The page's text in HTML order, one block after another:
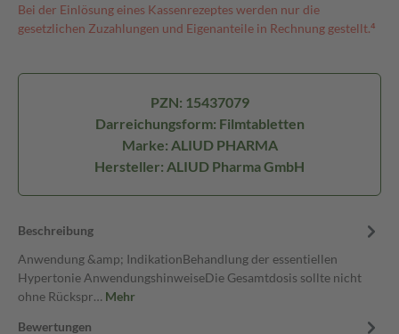
Bei der Einlösung eines Kassenrezeptes werden nur die
gesetzlichen Zuzahlungen und Eigenanteile in Rechnung gestellt.⁴
PZN: 15437079
Darreichungsform: Filmtabletten
Marke: ALIUD PHARMA
Hersteller: ALIUD Pharma GmbH
Beschreibung
Anwendung &amp; IndikationBehandlung der essentiellen
Hypertonie AnwendungshinweiseDie Gesamtdosis sollte nicht
ohne Rückspr… Mehr
Bewertungen